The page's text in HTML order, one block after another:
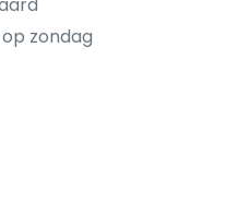
zondag